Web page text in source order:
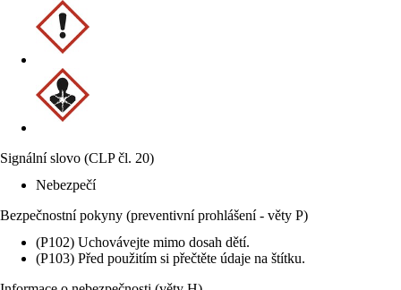
Signální slovo (CLP čl. 20)
Nebezpečí
Bezpečnostní pokyny (preventivní prohlášení - věty P)
(P102) Uchovávejte mimo dosah dětí.
(P103) Před použitím si přečtěte údaje na štítku.